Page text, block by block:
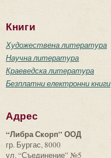
Книги
Художествена литература
Научна литература
Краеведска литература
Безплатни електронни книги
Адрес
“Либра Скорп” ООД
гр. Бургас, 8000
ул. “Съединение” №5